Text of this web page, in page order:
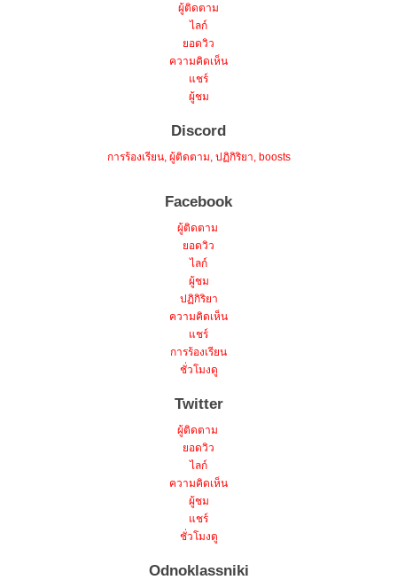
ผู้ติดตาม
ไลก์
ยอดวิว
ความคิดเห็น
แชร์
ผู้ชม
Discord
การร้องเรียน, ผู้ติดตาม, ปฏิกิริยา, boosts
Facebook
ผู้ติดตาม
ยอดวิว
ไลก์
ผู้ชม
ปฏิกิริยา
ความคิดเห็น
แชร์
การร้องเรียน
ชั่วโมงดู
Twitter
ผู้ติดตาม
ยอดวิว
ไลก์
ความคิดเห็น
ผู้ชม
แชร์
ชั่วโมงดู
Odnoklassniki